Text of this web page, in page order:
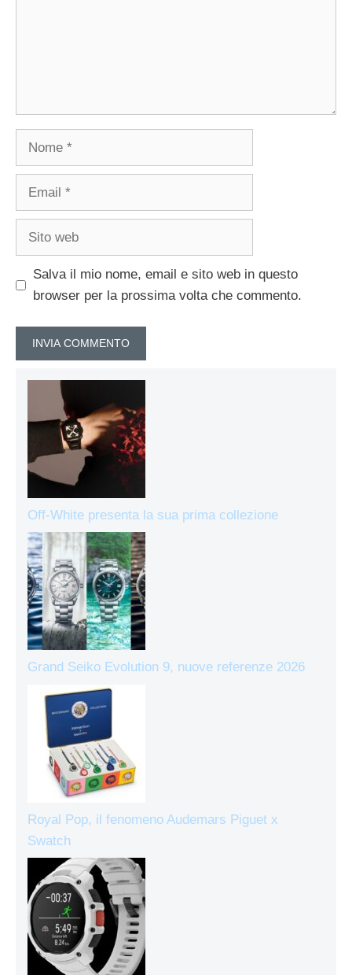
Nome
Email
Sito
Salva il mio nome, email e sito web in questo
browser per la prossima volta che commento.
Off-White presenta la sua prima collezione
Grand Seiko Evolution 9, nuove referenze 2026
Royal Pop, il fenomeno Audemars Piguet x
Swatch